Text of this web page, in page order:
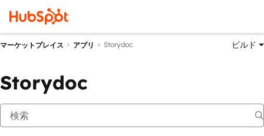
マーケットプレイス アプリ Storydoc ビルド
Storydoc